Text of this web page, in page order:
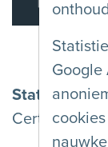
Google
Status
Certified